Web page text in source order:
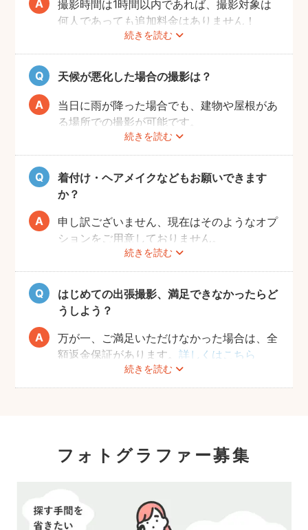
続きを読む
撮影時間は1時間以内であれば、撮影対象は
何人であっても追加料金はありません！
ぜひお友だち同士で素敵な思い出を残してく
ださい。
天候が悪化した場合の撮影は？
続きを読む
当日に雨が降った場合でも、建物や屋根があ
る場所での撮影が可能です。
また、撮影の実施が難しいと判断される天候
不良の場合は、事前にフォトグラファーと決
行もしくは日時変更を相談してください。
日時変更方法は
こちら をご参照ください。
着付け・ヘアメイクなどもお願いできます
か？
続きを読む
申し訳ございません、現在はそのようなオプ
ションをご用意しておりません。
はじめての出張撮影、満足できなかったらど
うしよう？
続きを読む
万が一、ご満足いただけなかった場合は、全
額返金保証があります。詳しくはこちら
フォトグラファー募集